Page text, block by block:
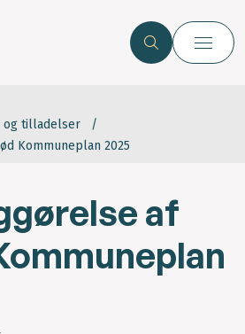
og tilladelser
Kommuneplan 2025
af